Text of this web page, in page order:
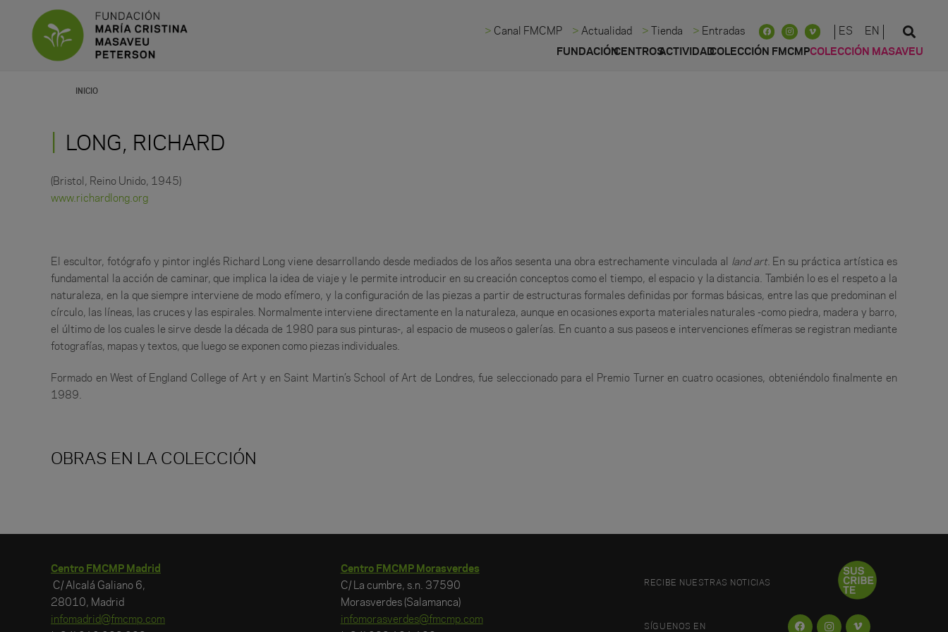
Canal FMCMP Actualidad Tienda Entradas ES EN
FUNDACIÓNCENTROSACTIVIDADCOLECCIÓN FMCMPCOLECCIÓN MASAVEU
INICIO
LONG, RICHARD
(Bristol, Reino Unido, 1945)
www.richardlong.org
El escultor, fotógrafo y pintor inglés Richard Long viene desarrollando desde mediados de los años sesenta una obra estrechamente vinculada al land art. En su práctica artística es
fundamental la acción de caminar, que implica la idea de viaje y le permite introducir en su creación conceptos como el tiempo, el espacio y la distancia. También lo es el respeto a la
naturaleza, en la que siempre interviene de modo efímero, y la configuración de las piezas a partir de estructuras formales definidas por formas básicas, entre las que predominan el
círculo, las líneas, las cruces y las espirales. Normalmente interviene directamente en la naturaleza, aunque en ocasiones exporta materiales naturales -como piedra, madera y barro,
el último de los cuales le sirve desde la década de 1980 para sus pinturas-, al espacio de museos o galerías. En cuanto a sus paseos e intervenciones efímeras se registran mediante
fotografías, mapas y textos, que luego se exponen como piezas individuales.
Formado en West of England College of Art y en Saint Martin’s School of Art de Londres, fue seleccionado para el Premio Turner en cuatro ocasiones, obteniéndolo finalmente en
1989.
OBRAS EN LA COLECCIÓN
Centro FMCMP Madrid
C/ Alcalá Galiano 6,
28010, Madrid
infomadrid@fmcmp.com
Centro FMCMP Morasverdes
C/ La cumbre, s.n. 37590
Morasverdes (Salamanca)
infomorasverdes@fmcmp.com
RECIBE NUESTRAS NOTICIAS
SÍGUENOS EN